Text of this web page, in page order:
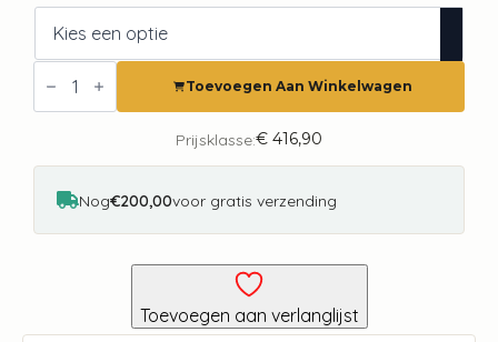
Fotobehang
Barcelona
City
Toevoegen Aan Winkelwagen
Prijsklasse:€ 416,90
Nog€200,00voor gratis verzending
Toevoegen aan verlanglijst